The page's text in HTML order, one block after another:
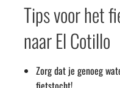
Tips voor het
naar El Cotillo
Zorg dat je genoeg